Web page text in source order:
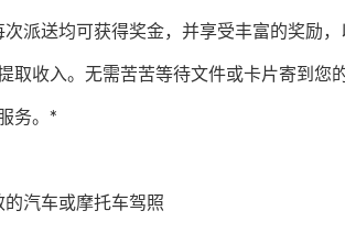
派送均可获得奖金，并享受丰富的奖励，
取收入。无需苦苦等待文件或卡片寄到您
务。*
汽车或摩托车驾照